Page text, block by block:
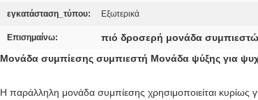
εγκατάσταση_τύπου: Εξωτερικά
Επισημαίνω: πιό δροσερή μονάδα
Μονάδα συμπίεσης συμπιεστή Μονάδα ψύξης για
Η παράλληλη μονάδα συμπίεσης χρησιμοποιείται κυρίως